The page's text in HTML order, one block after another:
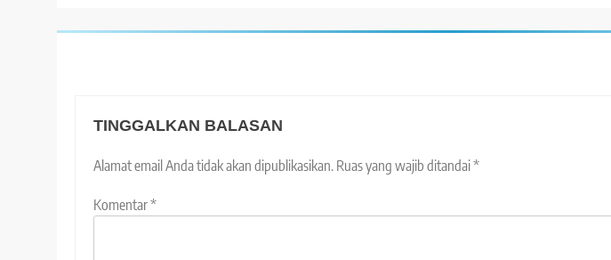
TINGGALKAN BALASAN
Alamat email Anda tidak akan dipublikasikan. Ruas yang wajib ditandai*
Komentar*